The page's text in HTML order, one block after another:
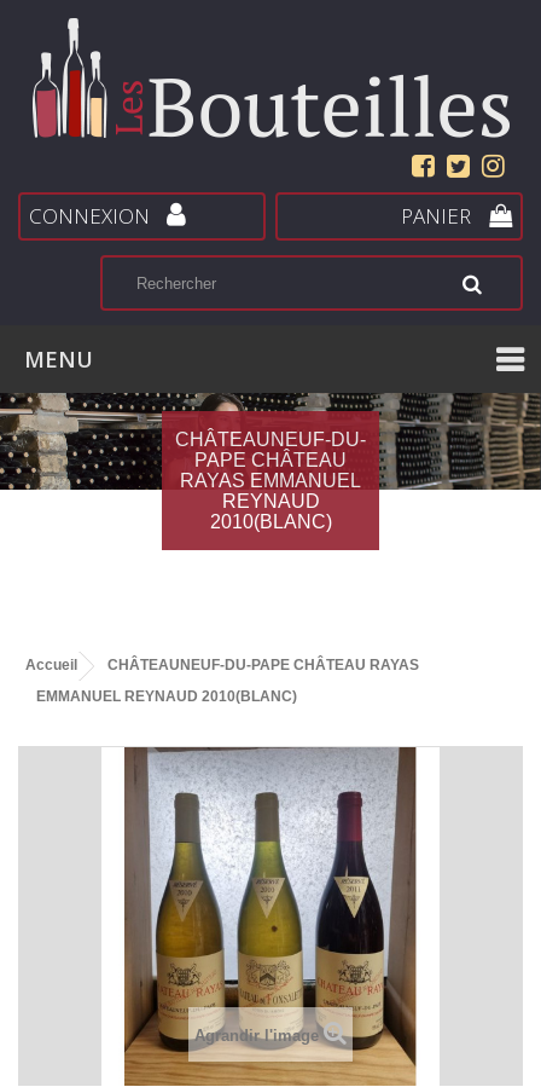
PANIER
CONNEXION
MENU
CHÂTEAUNEUF-DU-
PAPE CHÂTEAU
RAYAS EMMANUEL
REYNAUD
2010(BLANC)
Accueil
CHÂTEAUNEUF-DU-PAPE CHÂTEAU RAYAS
EMMANUEL REYNAUD 2010(BLANC)
Agrandir l'image